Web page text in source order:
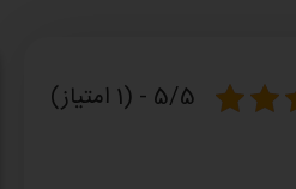
5/5 - (1 امتیاز)